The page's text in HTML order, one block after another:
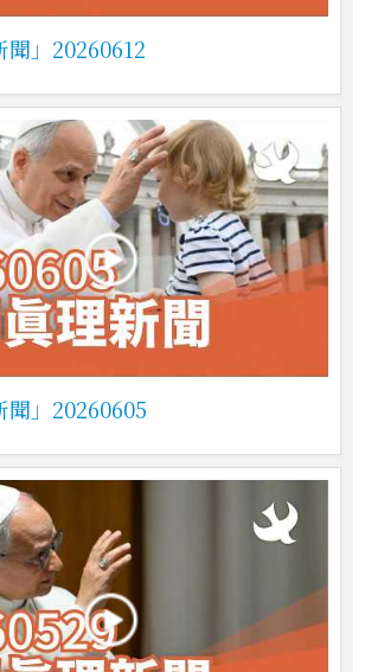
聞」20260612
聞」20260605